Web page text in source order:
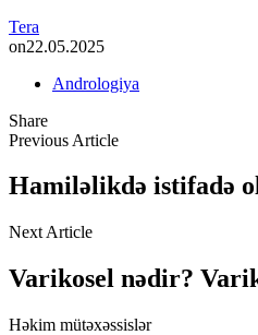
Tera
on22.05.2025
Andrologiya
Share
Previous Article
Hamiləlikdə istifadə
Next Article
Varikosel nədir?
Həkim mütəxəssislər